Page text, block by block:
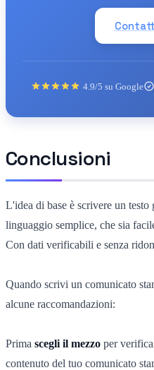
4.9/5 su Google
Conclusioni
L'idea di base è scrivere un
linguaggio semplice, che sia
Con dati verificabili e senza
Quando scrivi un comunicato
alcune raccomandazioni:
Prima scegli il mezzo per
contenuto del tuo comunicato